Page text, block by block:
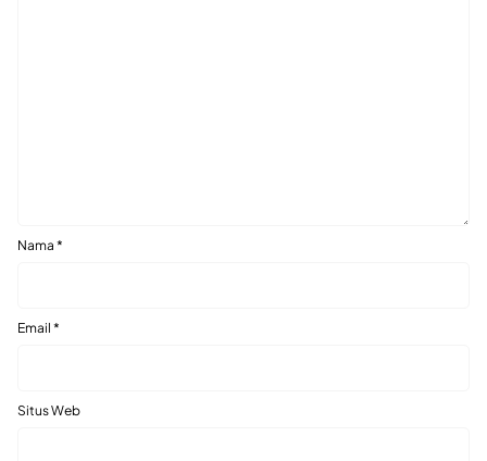
Nama *
Email *
Situs Web